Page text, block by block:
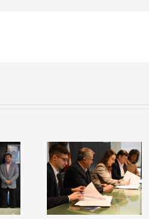
de
y
Capacitación
Docente
“¿Cómo se
aprende a